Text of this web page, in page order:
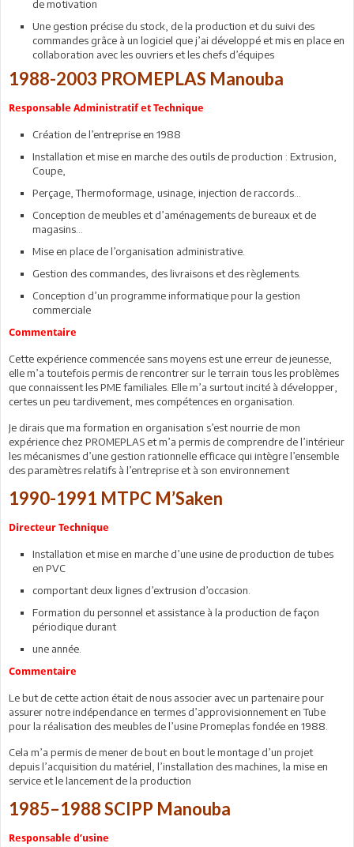
de motivation
Une gestion précise du stock, de la production et du suivi des
commandes grâce à un logiciel que j’ai développé et mis en place en
collaboration avec les ouvriers et les chefs d’équipes
1988-2003 PROMEPLAS Manouba
Responsable Administratif et Technique
Création de l’entreprise en 1988
Installation et mise en marche des outils de production : Extrusion,
Coupe,
Perçage, Thermoformage, usinage, injection de raccords…
Conception de meubles et d’aménagements de bureaux et de
magasins…
Mise en place de l’organisation administrative.
Gestion des commandes, des livraisons et des règlements.
Conception d’un programme informatique pour la gestion
commerciale
Commentaire
Cette expérience commencée sans moyens est une erreur de jeunesse,
elle m’a toutefois permis de rencontrer sur le terrain tous les problèmes
que connaissent les PME familiales. Elle m’a surtout incité à développer,
certes un peu tardivement, mes compétences en organisation.
Je dirais que ma formation en organisation s’est nourrie de mon
expérience chez PROMEPLAS et m’a permis de comprendre de l’intérieur
les mécanismes d’une gestion rationnelle efficace qui intègre l’ensemble
des paramètres relatifs à l’entreprise et à son environnement
1990-1991 MTPC M’Saken
Directeur Technique
Installation et mise en marche d’une usine de production de tubes
en PVC
comportant deux lignes d’extrusion d’occasion.
Formation du personnel et assistance à la production de façon
périodique durant
une année.
Commentaire
Le but de cette action était de nous associer avec un partenaire pour
assurer notre indépendance en termes d’approvisionnement en Tube
pour la réalisation des meubles de l’usine Promeplas fondée en 1988.
Cela m’a permis de mener de bout en bout le montage d’un projet
depuis l’acquisition du matériel, l’installation des machines, la mise en
service et le lancement de la production
1985–1988 SCIPP Manouba
Responsable d’usine